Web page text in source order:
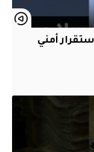
أمني